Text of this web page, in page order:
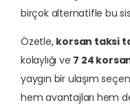
birçok alternatifle bu
Özetle, korsan taksi
kolaylığı ve 7 24
yaygın bir ulaşım
hem avantajları hem